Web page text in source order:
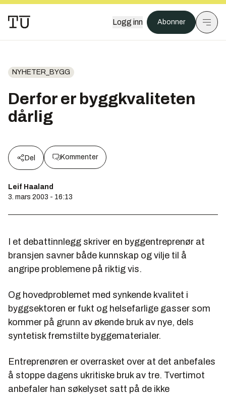
Logg inn Abonner
NYHETER_BYGG
Derfor er byggkvaliteten
dårlig
Del Kommenter
Leif Haaland
3. mars 2003 - 16:13
I et debattinnlegg skriver en byggentreprenør at
bransjen savner både kunnskap og vilje til å
angripe problemene på riktig vis.
Og hovedproblemet med synkende kvalitet i
byggsektoren er fukt og helsefarlige gasser som
kommer på grunn av økende bruk av nye, dels
syntetisk fremstilte byggematerialer.
Entreprenøren er overrasket over at det anbefales
å stoppe dagens ukritiske bruk av tre. Tvertimot
anbefaler han søkelyset satt på de ikke